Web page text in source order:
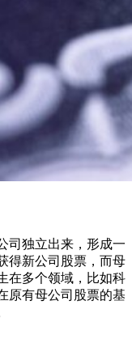
司独立出来，形成一
得新公司股票，而母
在多个领域，比如科
原有母公司股票的基